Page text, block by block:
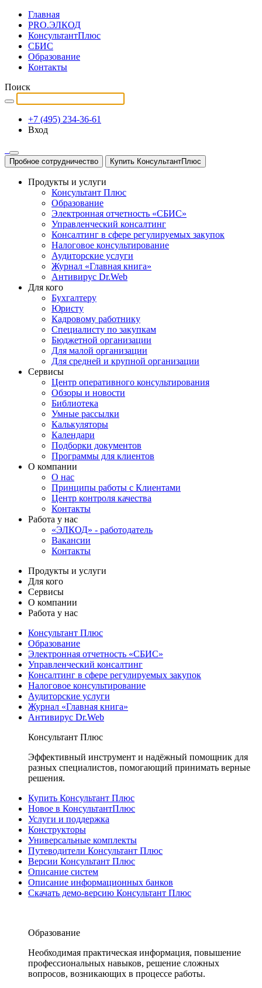
Главная
PRO.ЭЛКОД
КонсультантПлюс
СБИС
Образование
Контакты
Поиск
+7 (495) 234-36-61
Вход
Пробное сотрудничество Купить КонсультантПлюс
Продукты и услуги
Консультант Плюс
Образование
Электронная отчетность «СБИС»
Управленческий консалтинг
Консалтинг в сфере регулируемых закупок
Налоговое консультирование
Аудиторские услуги
Журнал «Главная книга»
Антивирус Dr.Web
Для кого
Бухгалтеру
Юристу
Кадровому работнику
Специалисту по закупкам
Бюджетной организации
Для малой организации
Для средней и крупной организации
Сервисы
Центр оперативного консультирования
Обзоры и новости
Библиотека
Умные рассылки
Калькуляторы
Календари
Подборки документов
Программы для клиентов
О компании
О нас
Принципы работы с Клиентами
Центр контроля качества
Контакты
Работа у нас
«ЭЛКОД» - работодатель
Вакансии
Контакты
Продукты и услуги
Для кого
Сервисы
О компании
Работа у нас
Консультант Плюс
Образование
Электронная отчетность «СБИС»
Управленческий консалтинг
Консалтинг в сфере регулируемых закупок
Налоговое консультирование
Аудиторские услуги
Журнал «Главная книга»
Антивирус Dr.Web
Консультант Плюс
Эффективный инструмент и надёжный помощник для
разных специалистов, помогающий принимать верные
решения.
Купить Консультант Плюс
Новое в КонсультантПлюс
Услуги и поддержка
Конструкторы
Универсальные комплекты
Путеводители Консультант Плюс
Версии Консультант Плюс
Описание систем
Описание информационных банков
Скачать демо-версию Консультант Плюс
Образование
Необходимая практическая информация, повышение
профессиональных навыков, решение сложных
вопросов, возникающих в процессе работы.